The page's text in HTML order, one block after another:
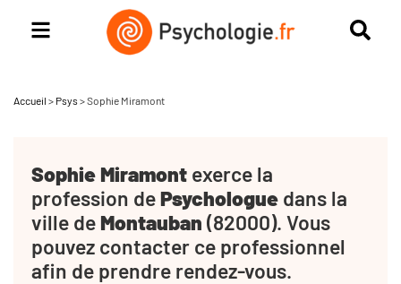
Accueil > Psys >Sophie Miramont
Sophie Miramont exerce la
profession dePsychologue dans la
ville de Montauban (82000). Vous
pouvez contacter ce professionnel
afin de prendre rendez-vous.